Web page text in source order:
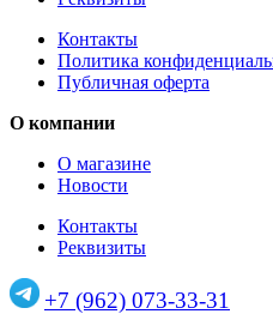
Контакты
Политика
Публичная оферта
О компании
О магазине
Новости
Контакты
Реквизиты
+7 (962) 073-33-31